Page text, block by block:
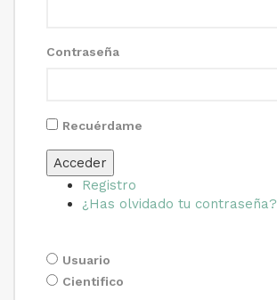
Contraseña
Recuérdame
Acceder
Registro
¿Has olvidado tu contraseña?
Usuario
Cientifico